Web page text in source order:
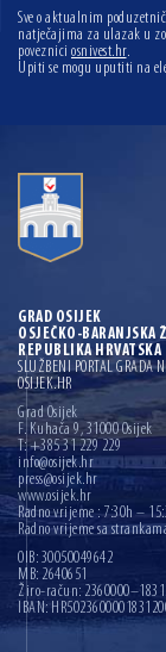
Sve o aktualnim
natječajima za ulazak u
poveznici osnivest.hr.
Upiti se mogu uputiti na
GRAD OSIJEK
OSJEČKO-BARANJSKA
REPUBLIKA HRVATSKA
SLUŽBENI PORTAL GRADA
OSIJEK.HR
Grad Osijek
F. Kuhača 9, 31000 Osijek
T: +385 31 229 229
info@osijek.hr
press@osijek.hr
www.osijek.hr
Radno vrijeme : 7:30h –
Radno vrijeme sa
OIB: 30050049642
MB: 2640651
Žiro-račun:
IBAN: